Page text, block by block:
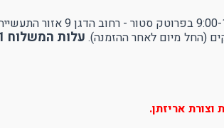
עלות המשלוח 41 ₪
אריזתן.